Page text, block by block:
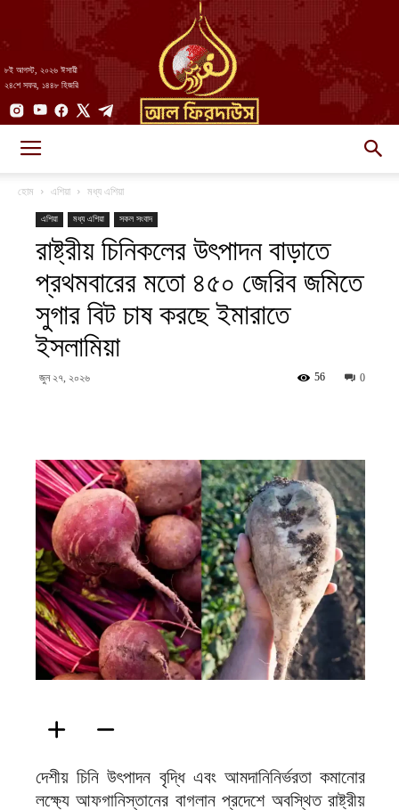
৮ই আগস্ট, ২০২৬ ঈসায়ী
২৪শে সফর, ১৪৪৮ হিজরি
||
আল-
হোম এশিয়া মধ্য এশিয়া
এশিয়া মধ্য এশিয়া সকল সংবাদ
রাষ্ট্রীয় চিনিকলের উৎপাদন বাড়াতে
প্রথমবারের মতো ৪৫০ জেরিব জমিতে
সুগার বিট চাষ করছে ইমারাতে
ইসলামিয়া
জুন ২৭, ২০২৬ 0
56
দেশীয় চিনি উৎপাদন বৃদ্ধি এবং আমদানিনির্ভরতা কমানোর
লক্ষ্যে আফগানিস্তানের বাগলান প্রদেশে অবস্থিত রাষ্ট্রীয়